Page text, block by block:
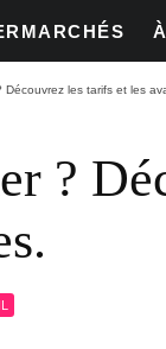
les tarifs et les
?